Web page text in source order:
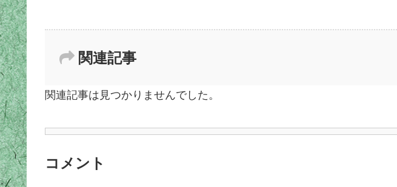
関連記事
関連記事は見つかりませんでした。
コメント